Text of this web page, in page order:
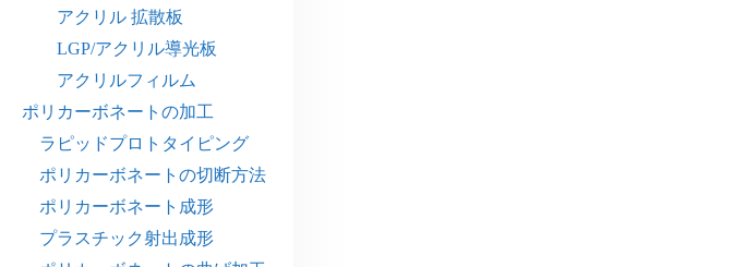
アクリル 拡散板
LGP/アクリル導光板
アクリルフィルム
ポリカーボネートの加工
ラピッドプロトタイピング
ポリカーボネートの切断方法
ポリカーボネート成形
プラスチック射出成形